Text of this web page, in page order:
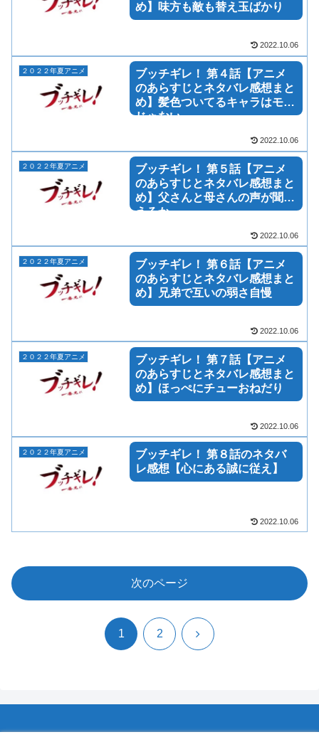
め】味方も敵も替え玉ばかり
2022.10.06
２０２２年夏アニメ
ブッチギレ！ 第４話【アニメ
のあらすじとネタバレ感想まと
め】髪色ついてるキャラはモブ
じゃない
2022.10.06
２０２２年夏アニメ
ブッチギレ！ 第５話【アニメ
のあらすじとネタバレ感想まと
め】父さんと母さんの声が聞こ
えるか
2022.10.06
２０２２年夏アニメ
ブッチギレ！ 第６話【アニメ
のあらすじとネタバレ感想まと
め】兄弟で互いの弱さ自慢
2022.10.06
２０２２年夏アニメ
ブッチギレ！ 第７話【アニメ
のあらすじとネタバレ感想まと
め】ほっぺにチューおねだり
2022.10.06
２０２２年夏アニメ
ブッチギレ！ 第８話のネタバ
レ感想【心にある誠に従え】
2022.10.06
次のページ
1 2 次